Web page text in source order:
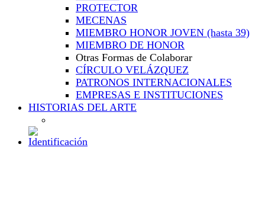
PROTECTOR
MECENAS
MIEMBRO HONOR JOVEN (hasta 39)
MIEMBRO DE HONOR
Otras Formas de Colaborar
CÍRCULO VELÁZQUEZ
PATRONOS INTERNACIONALES
EMPRESAS E INSTITUCIONES
HISTORIAS DEL ARTE